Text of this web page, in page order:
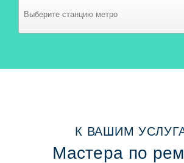
К ВАШИМ
Мастера по